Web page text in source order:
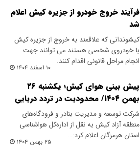
فرآیند خروج خودرو از جزیره کیش اعلام
شد
کیشوندانی که علاقمند به خروج از جزیره کیش
با خودروی شخصی هستند می توانند جهت
انجام مراحل قانونی اقدام کنند.
۱۰ اسفند ۱۴۰۴
پیش بینی هوای کیش؛ یکشنبه ۲۶
بهمن ۱۴۰۴/ محدودیت در تردد دریایی
شرکت توسعه و مدیریت بنادر و فرودگاه‌های
منطقه آزاد کیش به نقل از اداره‌کل هواشناسی
استان هرمزگان اعلام کرد:…
۲۵ بهمن ۱۴۰۴